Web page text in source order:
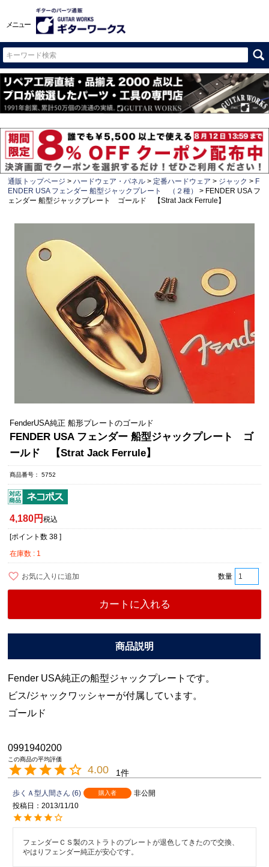
メニュー
通販トップページ ハードウェア・パネル 定番ハードウェア ジャック
F
ENDER USA フェンダー 船型ジャックプレート （２種）
FENDER USA フ
ェンダー 船型ジャックプレート ゴールド 【Strat Jack Ferrule】
FenderUSA純正 船形プレートのゴールド
FENDER USA フェンダー 船型ジャックプレート ゴ
ールド 【Strat Jack Ferrule】
商品番号 5752
4,180 税込
[ポイント数 38 ]
在庫数
1
お気に入りに追加
カートに入れる
Fender USA純正の船型ジャックプレートです。
ビス/ジャックワッシャーが付属しています。
ゴールド
0991940200
4.00 1
歩くＡ型人間 6 購入者
非公開
投稿日
2013/11/10
フェンダーＣＳ製のストラトのプレートが退色してきたので交換、
やはりフェンダー純正が安心です。